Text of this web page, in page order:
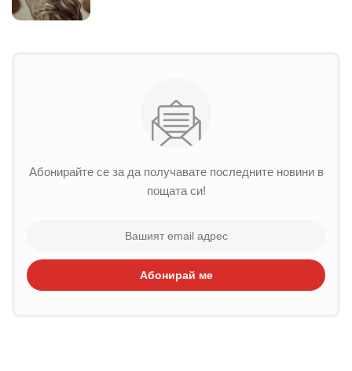
Абонирайте се за да получавате последните новини в
пощата си!
Абонирай ме